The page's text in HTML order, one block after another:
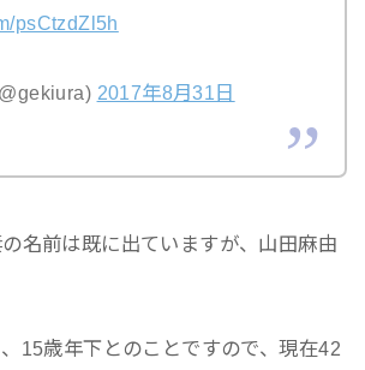
psCtzdZl5h
2017年8月31日
名前は既に出ていますが、山田麻由
15歳年下とのことですので、現在42